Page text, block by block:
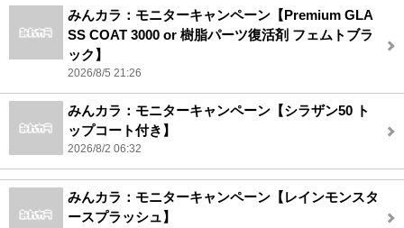
みんカラ：モニターキャンペーン【Premium GLA
SS COAT 3000 or 樹脂パーツ復活剤 フェムトブラ
ック】
2026/8/5 21:26
みんカラ：モニターキャンペーン【シラザン50 ト
ップコート付き】
2026/8/2 06:32
みんカラ：モニターキャンペーン【レインモンスタ
ースプラッシュ】